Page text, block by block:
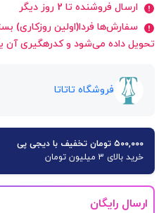
ارسال فروشنده تا 2 روز دیگر
سفارش‌ها فردا(اولین روزکاری)
تحویل داده می‌شود و کدرهگیری آن
فروشگاه تاتاتا
۵۰۰,۰۰۰ تومان تخفیف با دیجی پی
خرید بالای 3 میلیون تومان
ارسال رایگان